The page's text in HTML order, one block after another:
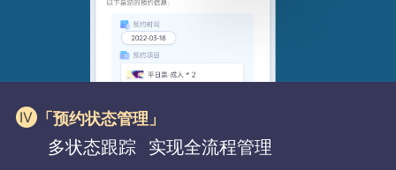
「预约状态管理」
多状态跟踪 实现全流程管理